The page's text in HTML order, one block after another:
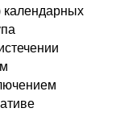
календарных